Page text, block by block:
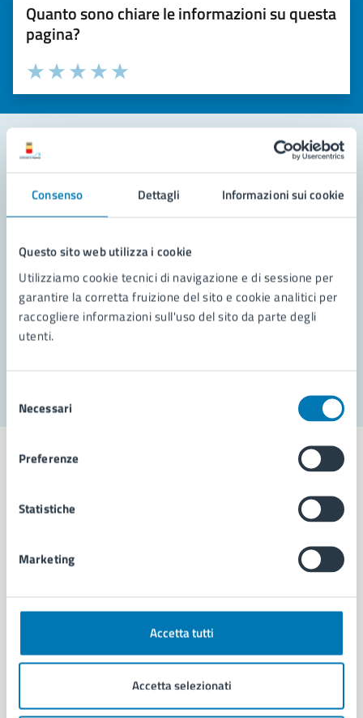
Consenso Dettagli Informazioni sui cookie
Questo sito web utilizza i cookie
Utilizziamo cookie tecnici di navigazione e di sessione per
garantire la corretta fruizione del sito e cookie analitici per
raccogliere informazioni sull'uso del sito da parte degli
utenti.
delNecessari
Preferenze
Statistiche
Marketing
Accetta tutti
Accetta selezionati
Quanto sono chiare le informazioni su questa
pagina?
Valuta la chiarezza delle informazioni (da 1 a 5 stelle)
Seleziona il numero di stelle per valutare la chiarezza delle
Valuta 5 stelle su 5
Valuta 4 stelle su 5
Valuta 3 stelle su 5
Valuta 2 stelle su 5
Valuta 1 stelle su 5
Leggi le domande frequenti
Richiedi assistenza
Prenota appuntamento
Problemi in città
Comune di Napoli
AMMINISTRAZIONE
Organi di governo
Enti e fondazioni
Personale amministrativo